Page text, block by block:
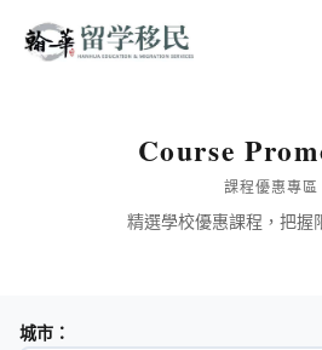
Course
課程優惠專區
精選學校優惠課程，把握
城市：